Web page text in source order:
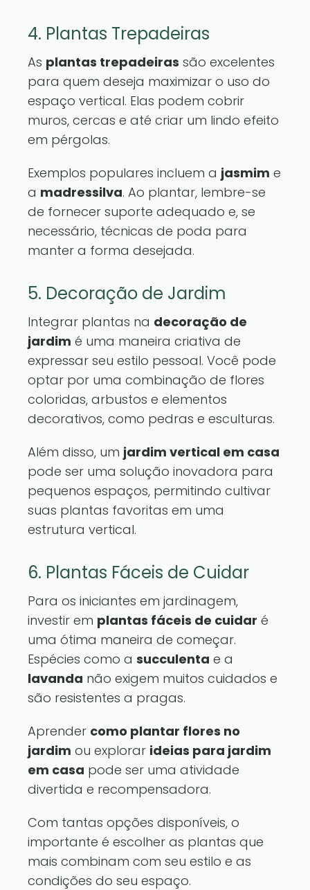
4. Plantas Trepadeiras
As plantas trepadeiras são excelentes
para quem deseja maximizar o uso do
espaço vertical. Elas podem cobrir
muros, cercas e até criar um lindo efeito
em pérgolas.
Exemplos populares incluem a jasmim e
a madressilva. Ao plantar, lembre-se
de fornecer suporte adequado e, se
necessário, técnicas de poda para
manter a forma desejada.
5. Decoração de Jardim
Integrar plantas na decoração de
jardim é uma maneira criativa de
expressar seu estilo pessoal. Você pode
optar por uma combinação de flores
coloridas, arbustos e elementos
decorativos, como pedras e esculturas.
Além disso, um jardim vertical em casa
pode ser uma solução inovadora para
pequenos espaços, permitindo cultivar
suas plantas favoritas em uma
estrutura vertical.
6. Plantas Fáceis de Cuidar
Para os iniciantes em jardinagem,
investir em plantas fáceis de cuidar é
uma ótima maneira de começar.
Espécies como a succulenta e a
lavanda não exigem muitos cuidados e
são resistentes a pragas.
Aprender como plantar flores no
jardim ou explorar ideias para jardim
em casa pode ser uma atividade
divertida e recompensadora.
Com tantas opções disponíveis, o
importante é escolher as plantas que
mais combinam com seu estilo e as
condições do seu espaço.